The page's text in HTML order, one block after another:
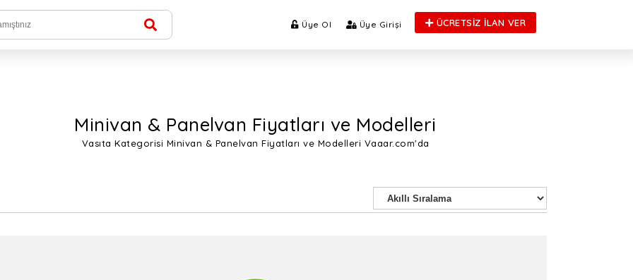
ÜCRETSİZ İLAN VER
Üye Ol Üye Girişi
Minivan & Panelvan Fiyatları ve Modelleri
Vasıta Kategorisi Minivan & Panelvan Fiyatları ve Modelleri Vaaar.com'da